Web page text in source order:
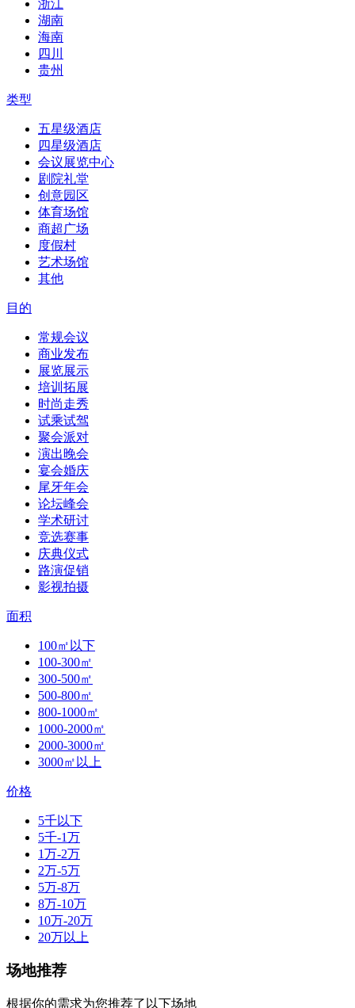
浙江
湖南
海南
四川
贵州
类型
五星级酒店
四星级酒店
会议展览中心
剧院礼堂
创意园区
体育场馆
商超广场
度假村
艺术场馆
其他
目的
常规会议
商业发布
展览展示
培训拓展
时尚走秀
试乘试驾
聚会派对
演出晚会
宴会婚庆
尾牙年会
论坛峰会
学术研讨
竞选赛事
庆典仪式
路演促销
影视拍摄
面积
100㎡以下
100-300㎡
300-500㎡
500-800㎡
800-1000㎡
1000-2000㎡
2000-3000㎡
3000㎡以上
价格
5千以下
5千-1万
1万-2万
2万-5万
5万-8万
8万-10万
10万-20万
20万以上
场地推荐
根据你的需求为您推荐了以下场地